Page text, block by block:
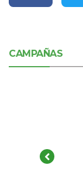
CAMPAÑAS